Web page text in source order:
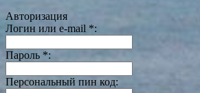
Авторизация
Логин или e-mail *:
Пароль *:
Персональный пин код: